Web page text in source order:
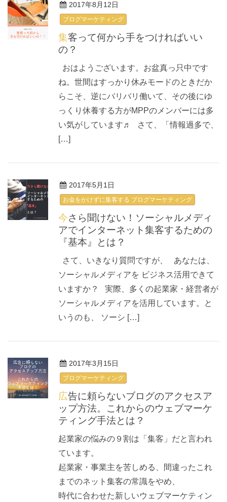
2017年8月12日
ブログマーケティング
集客って何から手をつければいい
の？
おはようございます。お盆真っ只中です
ね。世間はすっかり休みモードのときだか
らこそ、逆にバリバリ働いて、その後にゆ
っくり休養する方がMPPのメンバーには多
い気がしています♬ さて、「情報過多で、
[…]
2017年5月1日
お金をかけずに集客する ブログマーケティング
今さら聞けない！ソーシャルメディ
アでインターネット集客するための
『基本』とは？
さて、いきなり質問ですが、 あなたは、
ソーシャルメディアを ビジネス活用できて
いますか？ 実際、多くの起業家・経営者が
ソーシャルメディアを活用しています。と
いうのも、 ソーシ […]
2017年3月15日
ブログマーケティング
広告に頼らないブログのアクセスア
ップ方法。これからのウェブマーケ
ティング手法とは？
起業家の悩みの９割は「集客」だと言われ
ています。
起業家・事業主を苦しめる、間違ったこれ
までのネット集客の常識をやめ、
時代に合わせた新しいウェブマーケティン